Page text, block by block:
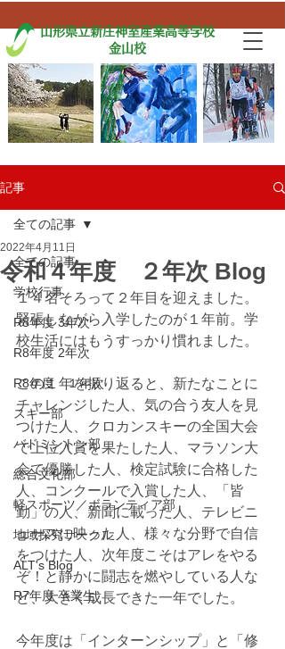
山形県立新庄神室産業高等学校
金山校
記事
全ての記事
学校行事
R8年度 3年次
R8年度 2年次
R8年度 １年次
スキー部
バドミントン部
総合文化部
軽スポーツ／ボランティア部
地域探究サークル
ALT's Blog
R7年度 卒業生
全ての記事
令和４年度 ２年次 Blog
2022年4月11日
１４名そろって２年目を迎えました。
緊張しながら入学したのが１年前。学
校生活にはもうすっかり慣れました。
この１年を振り返ると、新たなことに
チャレンジした人、気の合う友人を見
つけた人、クロカンスキーの全国大会
で上位入賞を果たした人、マラソン大
会で優勝した人、検定試験に合格した
人、コンクールで入賞した人、「皆
勤」の人、新聞に載った人、テレビニ
ュースに映った人、様々な分野で自信
をつけた人、次年度こそはアレをやる
ぞ！と静かに闘志を燃やしている人な
ど、大きく成長できた一年でした。
今年度は「インターンシップ」と「修